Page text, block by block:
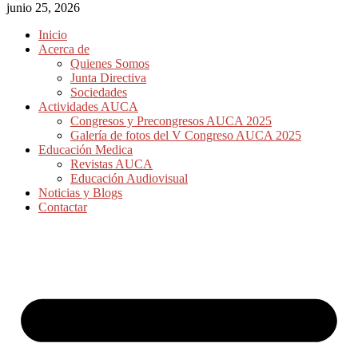
junio 25, 2026
Inicio
Acerca de
Quienes Somos
Junta Directiva
Sociedades
Actividades AUCA
Congresos y Precongresos AUCA 2025
Galería de fotos del V Congreso AUCA 2025
Educación Medica
Revistas AUCA
Educación Audiovisual
Noticias y Blogs
Contactar